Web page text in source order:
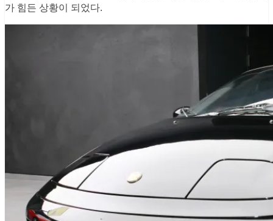
가 힘든 상황이 되었다.